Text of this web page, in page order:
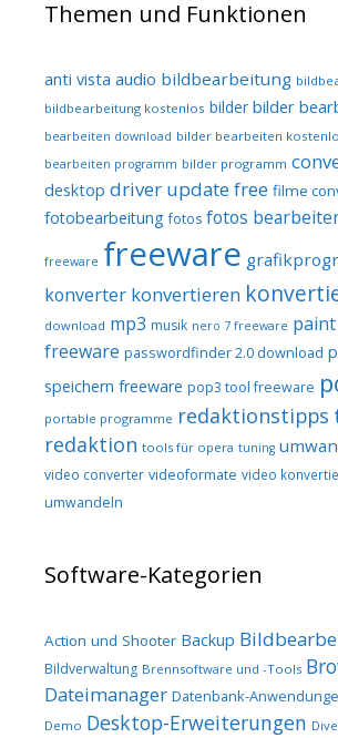
Themen und Funktionen
anti vista audio bildbearbeitung
bildbearbeitung kostenlos bilder bilder
bearbeiten download bilder bearbeiten
bearbeiten programm bilder programm
desktop driver update free filme
fotobearbeitung fotos fotos
freeware freeware
konverter konvertieren
download mp3 musik nero 7 freeware
freeware passwordfinder 2.0 download
speichern freeware pop3 tool freeware
portable programme redaktionstipps
redaktion tools für opera tuning
video converter videoformate video
umwandeln
Software-Kategorien
Action und Shooter Backup
Bildverwaltung Brennsoftware und -Tools
Dateimanager Datenbank-
Demo Desktop-Erweiterungen